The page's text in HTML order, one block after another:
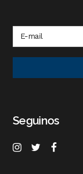
Seguinos